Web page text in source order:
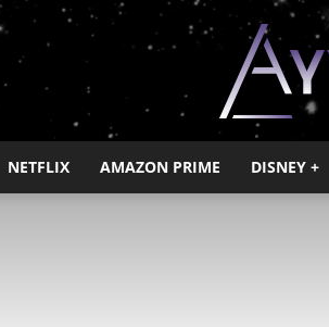
NETFLIX AMAZON PRIME DISNEY +